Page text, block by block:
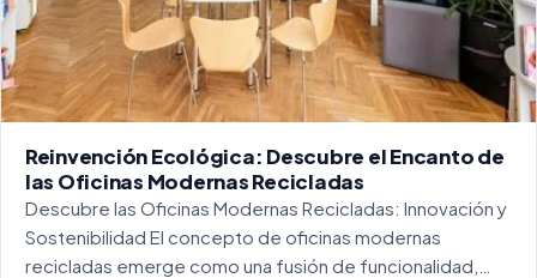
Reinvención Ecológica: Descubre el Encanto de
las Oficinas Modernas Recicladas
Descubre las Oficinas Modernas Recicladas: Innovación y
Sostenibilidad El concepto de oficinas modernas
recicladas emerge como una fusión de funcionalidad,